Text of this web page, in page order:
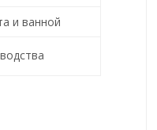
и ванной